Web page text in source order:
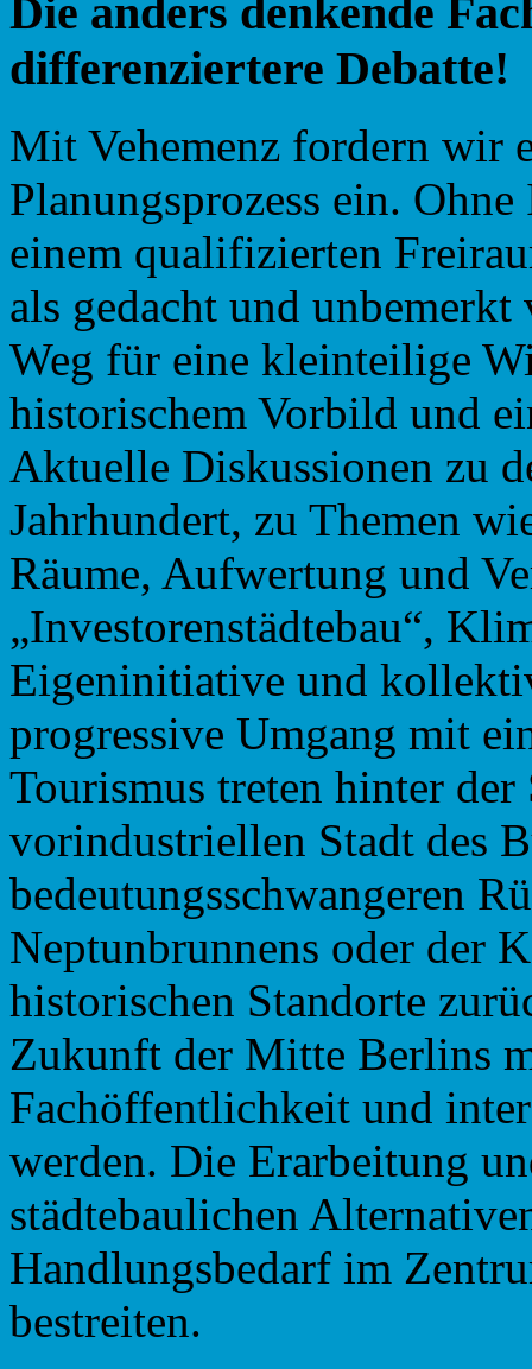
Die anders denkende
differenziertere Debatte!
Mit Vehemenz fordern wir
Planungsprozess ein.
einem qualifizierten
als gedacht und
Weg für eine kleinteilige
historischem Vorbild und
Aktuelle Diskussionen zu
Jahrhundert, zu Themen
Räume, Aufwertung und
„Investorenstädtebau“,
Eigeninitiative und
progressive Umgang mit
Tourismus treten hinter der
vorindustriellen Stadt des
bedeutungsschwangeren
Neptunbrunnens oder der
historischen Standorte
Zukunft der Mitte Berlins
Fachöffentlichkeit und
werden. Die Erarbeitung
städtebaulichen
Handlungsbedarf im
bestreiten.